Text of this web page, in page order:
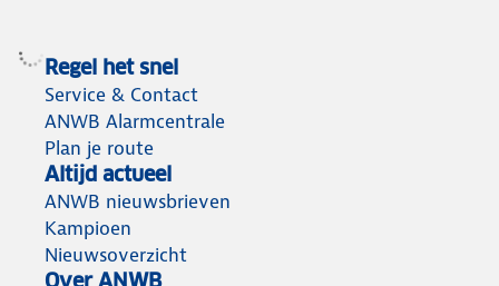
Regel het snel
Service & Contact
ANWB Alarmcentrale
Plan je route
Altijd actueel
ANWB nieuwsbrieven
Kampioen
Nieuwsoverzicht